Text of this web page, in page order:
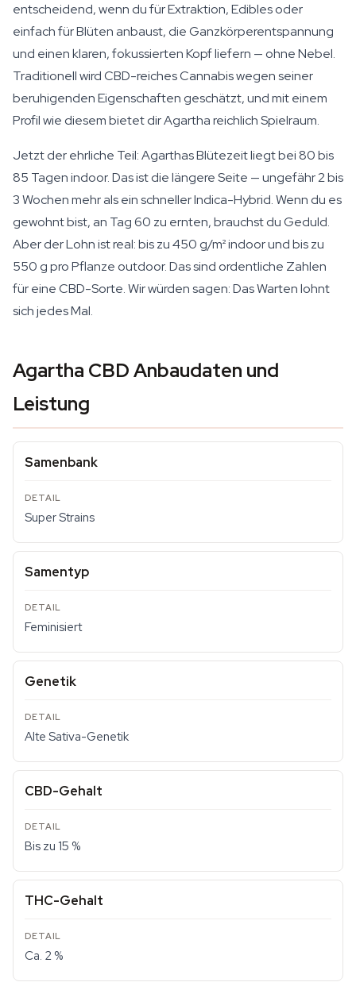
entscheidend, wenn du für Extraktion, Edibles oder
einfach für Blüten anbaust, die Ganzkörperentspannung
und einen klaren, fokussierten Kopf liefern — ohne Nebel.
Traditionell wird CBD-reiches Cannabis wegen seiner
beruhigenden Eigenschaften geschätzt, und mit einem
Profil wie diesem bietet dir Agartha reichlich Spielraum.
Jetzt der ehrliche Teil: Agarthas Blütezeit liegt bei 80 bis
85 Tagen indoor. Das ist die längere Seite — ungefähr 2 bis
3 Wochen mehr als ein schneller Indica-Hybrid. Wenn du es
gewohnt bist, an Tag 60 zu ernten, brauchst du Geduld.
Aber der Lohn ist real: bis zu 450 g/m² indoor und bis zu
550 g pro Pflanze outdoor. Das sind ordentliche Zahlen
für eine CBD-Sorte. Wir würden sagen: Das Warten lohnt
sich jedes Mal.
Agartha CBD Anbaudaten und
Leistung
Samenbank
Super Strains
Samentyp
Feminisiert
Genetik
Alte Sativa-Genetik
CBD-Gehalt
Bis zu 15 %
THC-Gehalt
Ca. 2 %